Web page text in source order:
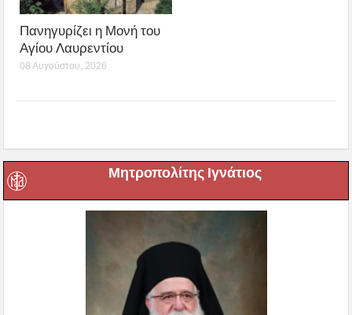
Πανηγυρίζει η Μονή του
Αγίου Λαυρεντίου
08 Αυγούστου, 2026
Μητροπολίτης Ιγνάτιος